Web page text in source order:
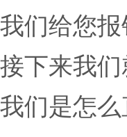
我们给您
接下来我
我们是怎